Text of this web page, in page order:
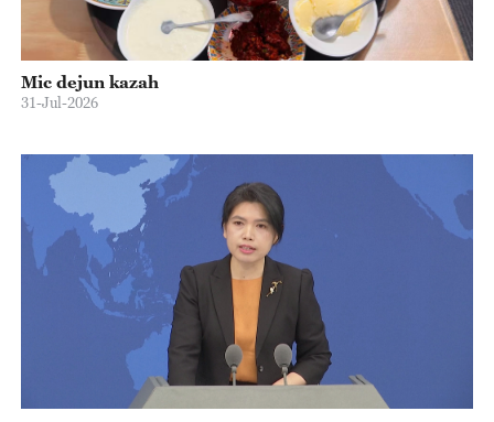
Mic dejun kazah
31-Jul-2026